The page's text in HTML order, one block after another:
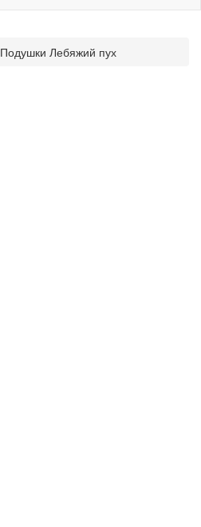
Подушки Лебяжий пух